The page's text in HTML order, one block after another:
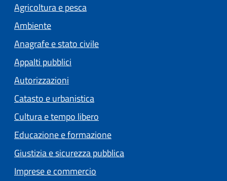
Agricoltura e pesca
Ambiente
Anagrafe e stato civile
Appalti pubblici
Autorizzazioni
Catasto e urbanistica
Cultura e tempo libero
Educazione e formazione
Giustizia e sicurezza pubblica
Imprese e commercio